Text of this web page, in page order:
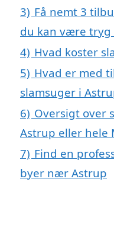
3) Få nemt 3
du kan være tryg
4) Hvad koster
5) Hvad er med
slamsuger i
6) Oversigt over
Astrup eller hele
7) Find en
byer nær Astrup